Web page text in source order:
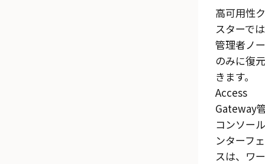
高可用性
スターで
管理者ノ
のみに復
きます。
Access
Gateway
コンソール
ンターフ
スは、ワ